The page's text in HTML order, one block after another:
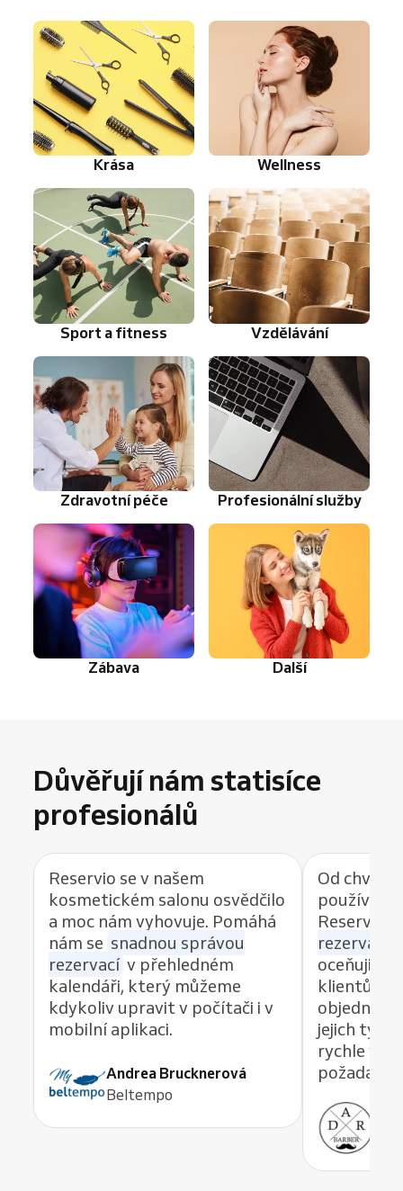
Krása Wellness
Sport a fitness Vzdělávání
Zdravotní péče Profesionální služby
Zábava Další
Důvěřují nám statisíce
profesionálů
Reservio se v našem
kosmetickém salonu osvědčilo
a moc nám vyhovuje. Pomáhá
nám se snadnou správou
rezervací v přehledném
kalendáři, který můžeme
kdykoliv upravit v počítači i v
mobilní aplikaci.
Andrea Brucknerová
Beltempo
Od chvíle,
používat
Reservio,
rezervací
oceňuji
klientům
jejich tým
rychle